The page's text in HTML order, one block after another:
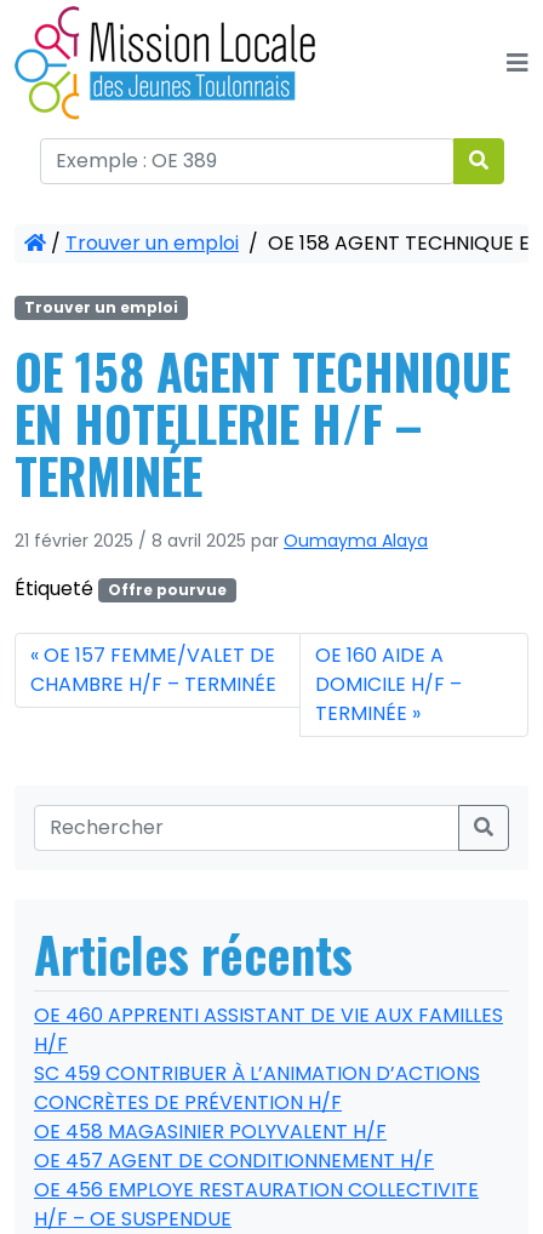
/ Trouver un emploi / OE 158 AGENT TECHNIQUE
Trouver un emploi
OE 158 AGENT TECHNIQUE
EN HOTELLERIE H/F –
TERMINÉE
21 février 2025 / 8 avril 2025 par Oumayma Alaya
Étiqueté Offre pourvue
OE 157 FEMME/VALET DE
CHAMBRE H/F – TERMINÉE
OE 160 AIDE A
DOMICILE H/F –
TERMINÉE
Articles récents
OE 460 APPRENTI ASSISTANT DE VIE AUX FAMILLES
H/F
SC 459 CONTRIBUER À L’ANIMATION D’ACTIONS
CONCRÈTES DE PRÉVENTION H/F
OE 458 MAGASINIER POLYVALENT H/F
OE 457 AGENT DE CONDITIONNEMENT H/F
OE 456 EMPLOYE RESTAURATION COLLECTIVITE
H/F – OE SUSPENDUE
Panneau de gestion des cookies